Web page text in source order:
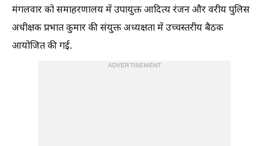
मंगलवार को समाहरणालय में उपायुक्त आदित्य रंजन और वरीय पुलिस
अधीक्षक प्रभात कुमार की संयुक्त अध्यक्षता में उच्चस्तरीय बैठक
आयोजित की गई.
ADVERTISEMENT